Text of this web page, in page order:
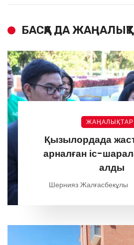
БАСҚА ДА
ЖАҢАЛЫҚТАР
Қызылордада
арналған іс-
алды
Шернияз Жалғасбекұлы